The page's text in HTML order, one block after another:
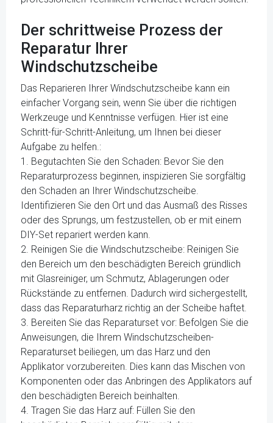
Der schrittweise Prozess der
Reparatur Ihrer
Windschutzscheibe
Das Reparieren Ihrer Windschutzscheibe kann ein
einfacher Vorgang sein, wenn Sie über die richtigen
Werkzeuge und Kenntnisse verfügen. Hier ist eine
Schritt-für-Schritt-Anleitung, um Ihnen bei dieser
Aufgabe zu helfen.:
1. Begutachten Sie den Schaden: Bevor Sie den
Reparaturprozess beginnen, inspizieren Sie sorgfältig
den Schaden an Ihrer Windschutzscheibe.
Identifizieren Sie den Ort und das Ausmaß des Risses
oder des Sprungs, um festzustellen, ob er mit einem
DIY-Set repariert werden kann.
2. Reinigen Sie die Windschutzscheibe: Reinigen Sie
den Bereich um den beschädigten Bereich gründlich
mit Glasreiniger, um Schmutz, Ablagerungen oder
Rückstände zu entfernen. Dadurch wird sichergestellt,
dass das Reparaturharz richtig an der Scheibe haftet.
3. Bereiten Sie das Reparaturset vor: Befolgen Sie die
Anweisungen, die Ihrem Windschutzscheiben-
Reparaturset beiliegen, um das Harz und den
Applikator vorzubereiten. Dies kann das Mischen von
Komponenten oder das Anbringen des Applikators auf
den beschädigten Bereich beinhalten.
4. Tragen Sie das Harz auf: Füllen Sie den